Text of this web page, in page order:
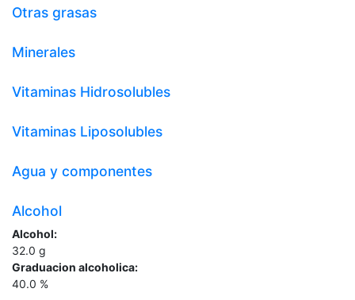
Otras grasas
Minerales
Vitaminas Hidrosolubles
Vitaminas Liposolubles
Agua y componentes
Alcohol
Alcohol:
32.0 g
Graduacion alcoholica:
40.0 %